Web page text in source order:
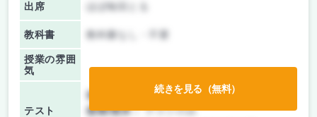
出席 ほぼ毎回とる
教科書 教科書なし・不要
授業の雰囲
気
テスト
前期/中間：
テストのみ
後期/期末：テストのみ
続きを見る（無料）